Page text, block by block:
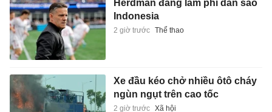
Herdman đang làm phí dàn sao
Indonesia
2 giờ trước Thể thao
Xe đầu kéo chở nhiều ôtô cháy
ngùn ngụt trên cao tốc
2 giờ trước Xã hội